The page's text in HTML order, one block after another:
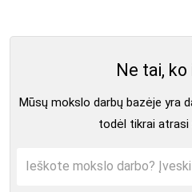
Ne tai,
Mūsų mokslo darbų bazėje yra
todėl tikrai atrasi